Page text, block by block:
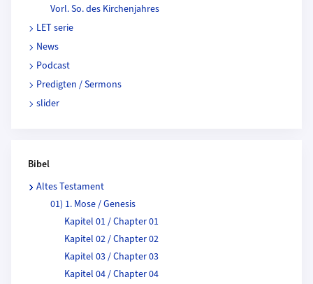
Vorl. So. des Kirchenjahres
LET serie
News
Podcast
Predigten / Sermons
slider
Bibel
Altes Testament
01) 1. Mose / Genesis
Kapitel 01 / Chapter 01
Kapitel 02 / Chapter 02
Kapitel 03 / Chapter 03
Kapitel 04 / Chapter 04